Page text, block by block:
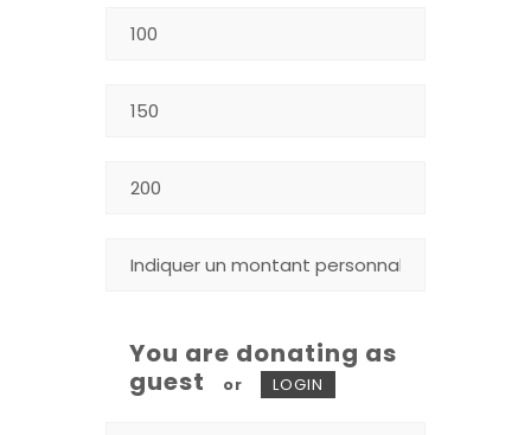
You are donating as
guest
or LOGIN